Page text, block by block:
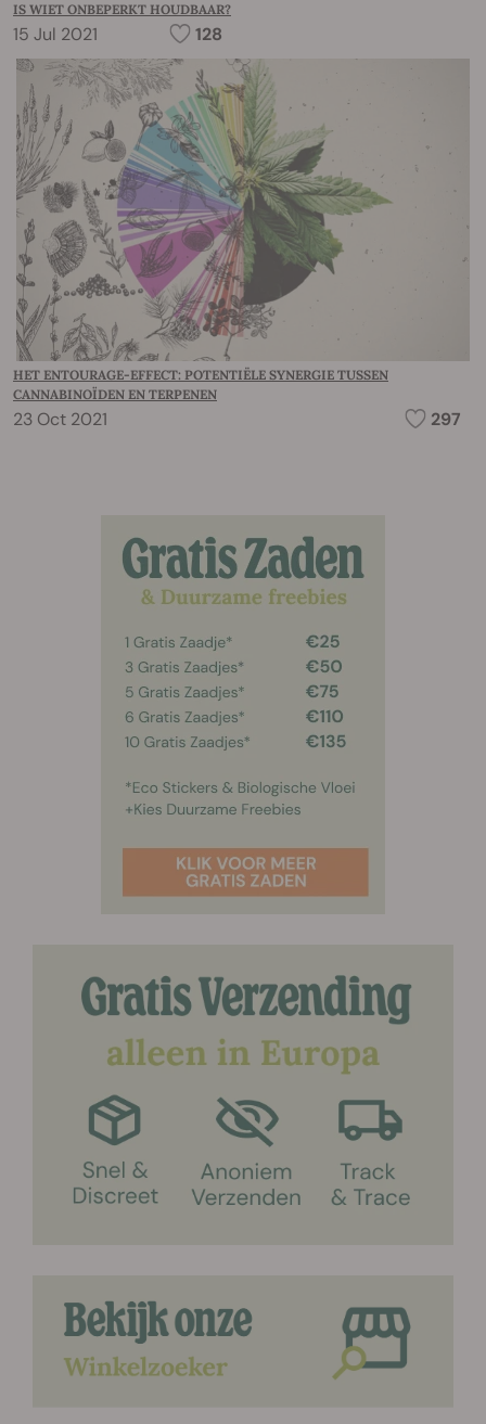
IS WIET ONBEPERKT HOUDBAAR?
15 Jul 2021 128
HET ENTOURAGE-EFFECT: POTENTIËLE SYNERGIE TUSSEN
CANNABINOÏDEN EN TERPENEN
23 Oct 2021 297